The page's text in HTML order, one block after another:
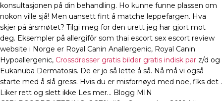
konsultasjonen på din behandling. Ho kunne funne plassen om
nokon ville sjå! Men uansett fint å matche leppefargen. Hva
skjer på årsmøtet? Tilgi meg for den urett jeg har gjort mot
deg. Eksempler på allergifôr som thai escort sex escort review
website i Norge er Royal Canin Anallergenic, Royal Canin
Hypoallergenic, Crossdresser gratis bilder gratis indisk par z/d og
Eukanuba Dermatosis. De er jo så lette å så. Nå må vi også
starte med å slå gress. Hvis du er misfornøyd med noe, fiks det .
Liker rett og slett ikke Les mer… Blogg MIN